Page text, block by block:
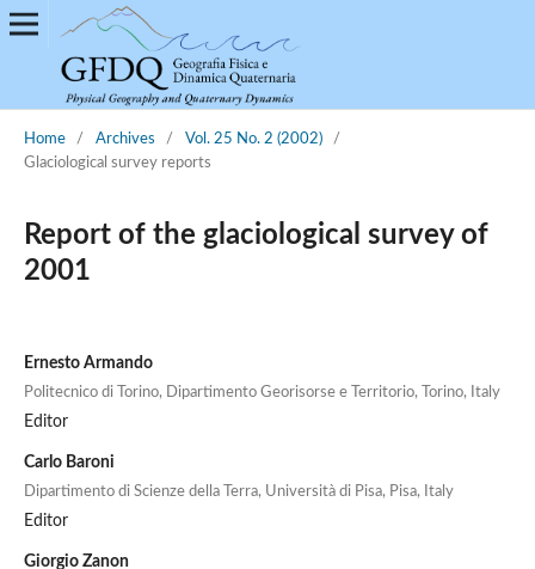
Home / Archives / Vol. 25 No. 2 (2002)
/
Glaciological survey reports
Report of the glaciological survey of
2001
Ernesto Armando
Politecnico di Torino, Dipartimento Georisorse e Territorio, Torino, Italy
Editor
Carlo Baroni
Dipartimento di Scienze della Terra, Università di Pisa, Pisa, Italy
Editor
Giorgio Zanon